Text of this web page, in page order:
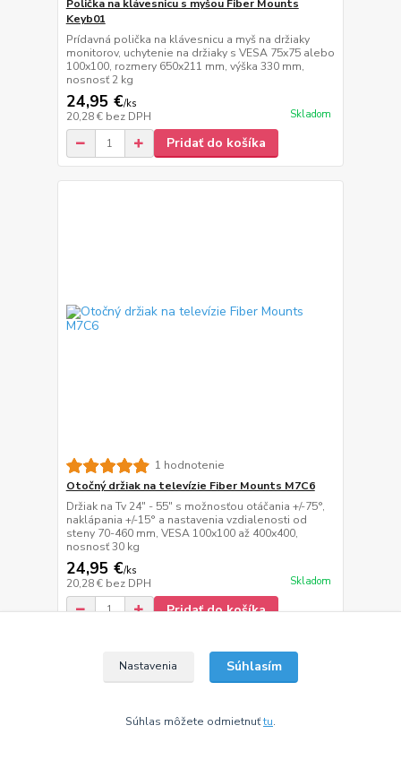
Polička na klávesnicu s myšou Fiber Mounts
Keyb01
Prídavná polička na klávesnicu a myš na držiaky
monitorov, uchytenie na držiaky s VESA 75x75 alebo
100x100, rozmery 650x211 mm, výška 330 mm,
nosnosť 2 kg
24,95 €/ks
20,28 € bez DPH Skladom
Pridať do košíka
1 hodnotenie
Otočný držiak na televízie Fiber Mounts M7C6
Držiak na Tv 24" - 55" s možnosťou otáčania +/-75°,
naklápania +/-15° a nastavenia vzdialenosti od
steny 70-460 mm, VESA 100x100 až 400x400,
nosnosť 30 kg
24,95 €/ks
20,28 € bez DPH Skladom
Pridať do košíka
Nastavenia Súhlasím
Súhlas môžete odmietnuťtu.